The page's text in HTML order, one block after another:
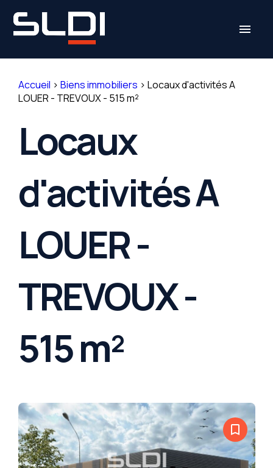
menu
Accueil > Biens immobiliers > Locaux d'activités A
LOUER - TREVOUX - 515 m²
Locaux
d'activités A
LOUER -
TREVOUX -
515 m²
bookmark_border